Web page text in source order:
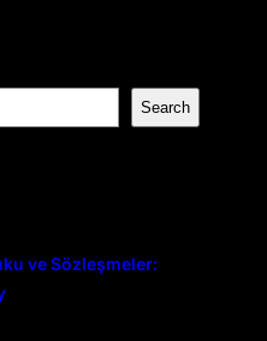
Search
ve Sözleşmeler: